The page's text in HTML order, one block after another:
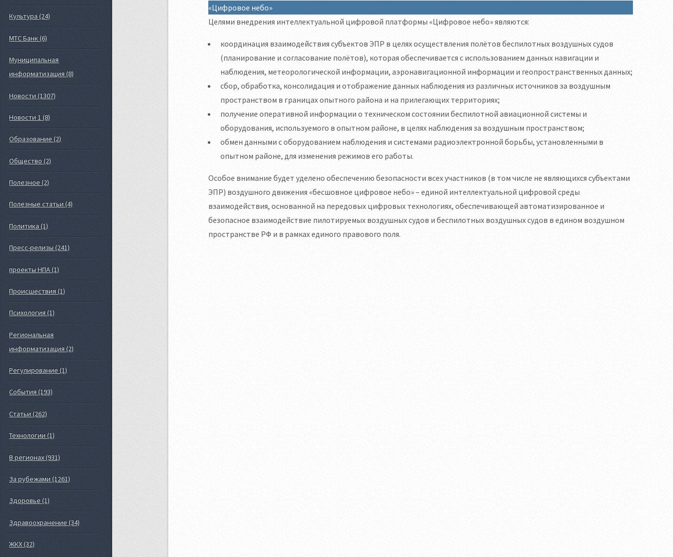
Культура (24)
МТС Банк (6)
Муниципальная
информатизация (8)
Новости (1307)
Новости 1 (8)
Образование (2)
Общество (2)
Полезное (2)
Полезные статьи (4)
Политика (1)
Пресс-релизы (241)
проекты НПА (1)
Происшествия (1)
Психология (1)
Региональная
информатизация (2)
Регулирование (1)
События (193)
Статьи (262)
Технологии (1)
В регионах (931)
За рубежами (1261)
Здоровье (1)
Здравоохранение (34)
ЖКХ (32)
«Цифровое небо»
Целями внедрения интеллектуальной цифровой платформы «Цифровое небо» являются:
координация взаимодействия субъектов ЭПР в целях осуществления полётов беспилотных воздушных судов
(планирование и согласование полётов), которая обеспечивается с использованием данных навигации и
наблюдения, метеорологической информации, аэронавигационной информации и геопространственных данных;
сбор, обработка, консолидация и отображение данных наблюдения из различных источников за воздушным
пространством в границах опытного района и на прилегающих территориях;
получение оперативной информации о техническом состоянии беспилотной авиационной системы и
оборудования, используемого в опытном районе, в целях наблюдения за воздушным пространством;
обмен данными с оборудованием наблюдения и системами радиоэлектронной борьбы, установленными в
опытном районе, для изменения режимов его работы.
Особое внимание будет уделено обеспечению безопасности всех участников (в том числе не являющихся субъектами
ЭПР) воздушного движения «бесшовное цифровое небо» – единой интеллектуальной цифровой среды
взаимодействия, основанной на передовых цифровых технологиях, обеспечивающей автоматизированное и
безопасное взаимодействие пилотируемых воздушных судов и беспилотных воздушных судов в едином воздушном
пространстве РФ и в рамках единого правового поля.